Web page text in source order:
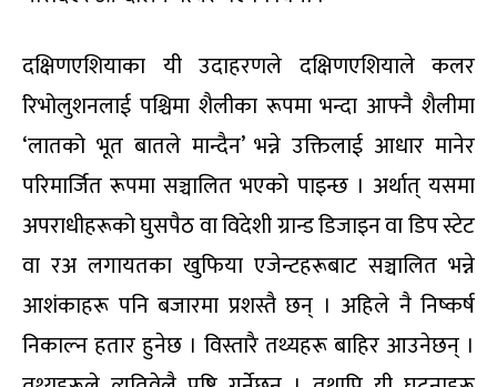
दक्षिणएशियाका यी उदाहरणले दक्षिणएशियाले कलर
रिभोलुशनलाई पश्चिमा शैलीका रूपमा भन्दा आफ्नै शैलीमा
‘लातको भूत बातले मान्दैन’ भन्ने उक्तिलाई आधार मानेर
परिमार्जित रूपमा सञ्चालित भएको पाइन्छ । अर्थात् यसमा
अपराधीहरूको घुसपैठ वा विदेशी ग्रान्ड डिजाइन वा डिप स्टेट
वा रअ लगायतका खुफिया एजेन्टहरूबाट सञ्चालित भन्ने
आशंकाहरू पनि बजारमा प्रशस्तै छन् । अहिले नै निष्कर्ष
निकाल्न हतार हुनेछ । विस्तारै तथ्यहरू बाहिर आउनेछन् ।